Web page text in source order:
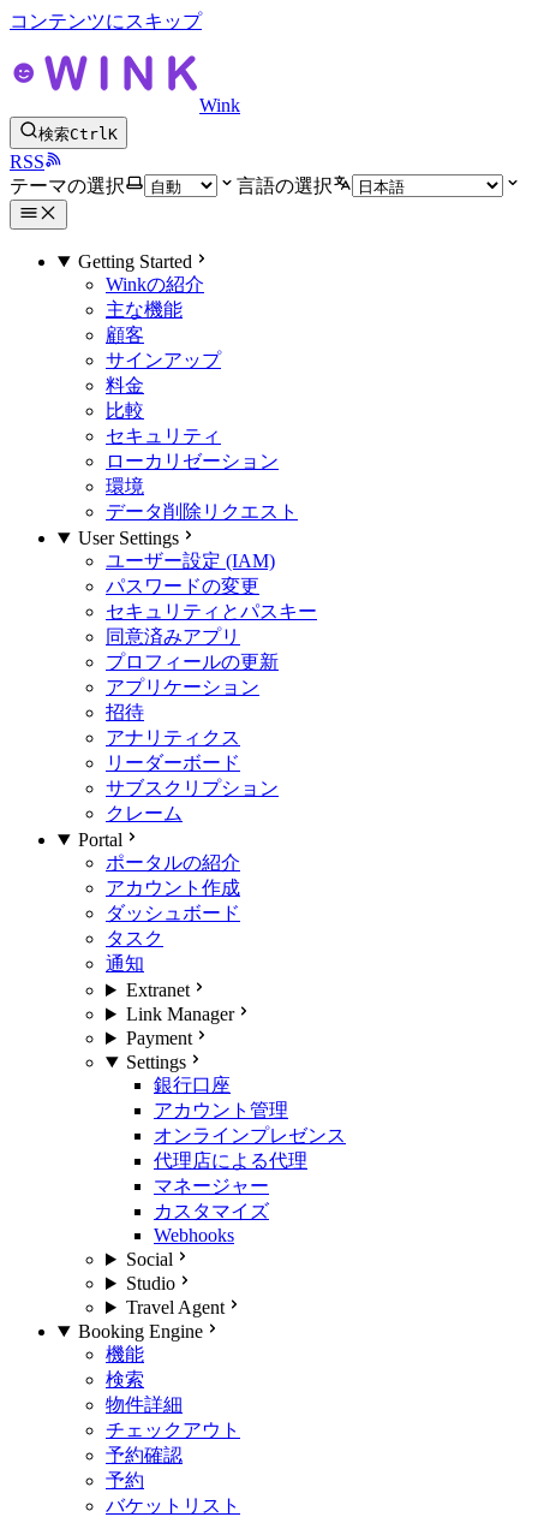
コンテンツにスキップ
Wink
検索CtrlK
RSS
テーマの選択
言語の選択
Getting Started
Winkの紹介
主な機能
顧客
サインアップ
料金
比較
セキュリティ
ローカリゼーション
環境
データ削除リクエスト
User Settings
ユーザー設定 (IAM)
パスワードの変更
セキュリティとパスキー
同意済みアプリ
プロフィールの更新
アプリケーション
招待
アナリティクス
リーダーボード
サブスクリプション
クレーム
Portal
ポータルの紹介
アカウント作成
ダッシュボード
タスク
通知
Extranet
Link Manager
Payment
Settings
銀行口座
アカウント管理
オンラインプレゼンス
代理店による代理
マネージャー
カスタマイズ
Webhooks
Social
Studio
Travel Agent
Booking Engine
機能
検索
物件詳細
チェックアウト
予約確認
予約
バケットリスト